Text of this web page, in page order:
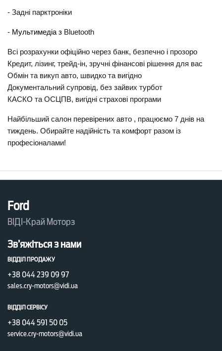
- Задні парктроніки
- Мультимедіа з Bluetooth
Всі розрахунки офіційно через банк, безпечно і прозоро
Кредит, лізинг, трейд-ін, зручні фінансові рішення для вас
Обмін та викуп авто, швидко та вигідно
Документальний супровід, без зайвих турбот
КАСКО та ОСЦПВ, вигідні страхові програми
Найбільший салон перевірених авто , працюємо 7 днів на
тиждень. Обирайте надійність та комфорт разом із
професіоналами!
Ford
ВІДІ-Край Моторз
Зв’яжіться з нами
ВІДДІЛ ПРОДАЖУ
+38 044 239 09 97
sales.cry-motors@vidi.ua
ВІДДІЛ СЕРВІСУ
+38 044 591 50 05
service.cry-motors@vidi.ua